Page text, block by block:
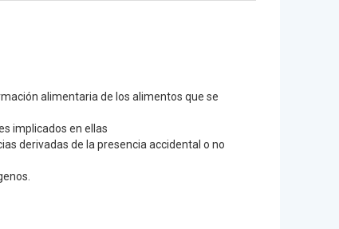
alimentaria de los alimentos que se
implicados en ellas
derivadas de la presencia accidental o no